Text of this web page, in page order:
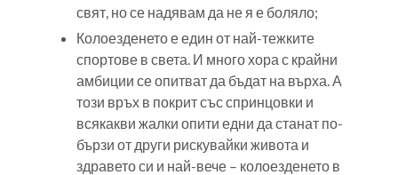
свят, но се надявам да не я е боляло;
Колоезденето е един от най-тежките
спортове в света. И много хора с крайни
амбиции се опитват да бъдат на върха. А
този връх в покрит със спринцовки и
всякакви жалки опити едни да станат по-
бързи от други рискувайки живота и
здравето си и най-вече – колоезденето в